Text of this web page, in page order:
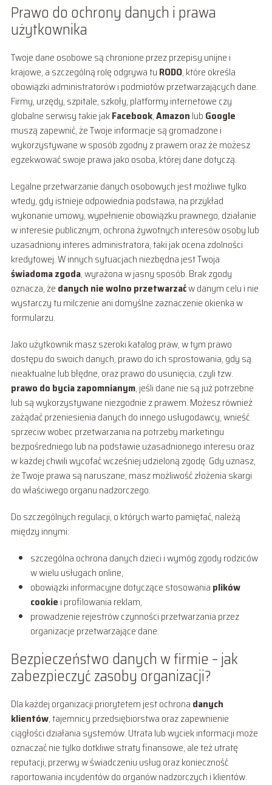
Prawo do ochrony danych i prawa
użytkownika
Twoje dane osobowe są chronione przez przepisy unijne i
krajowe, a szczególną rolę odgrywa tu RODO, które określa
obowiązki administratorów i podmiotów przetwarzających dane.
Firmy, urzędy, szpitale, szkoły, platformy internetowe czy
globalne serwisy takie jakFacebook,Amazon lub Google
muszą zapewnić, że Twoje informacje są gromadzone i
wykorzystywane w sposób zgodny z prawem oraz że możesz
egzekwować swoje prawa jako osoba, której dane dotyczą.
Legalne przetwarzanie danych osobowych jest możliwe tylko
wtedy, gdy istnieje odpowiednia podstawa, na przykład
wykonanie umowy, wypełnienie obowiązku prawnego, działanie
w interesie publicznym, ochrona żywotnych interesów osoby lub
uzasadniony interes administratora, taki jak ocena zdolności
kredytowej. W innych sytuacjach niezbędna jest Twoja
świadoma zgoda, wyrażona w jasny sposób. Brak zgody
oznacza, że danych nie wolno przetwarzaćw danym celu i nie
wystarczy tu milczenie ani domyślne zaznaczenie okienka w
formularzu.
Jako użytkownik masz szeroki katalog praw, w tym prawo
dostępu do swoich danych, prawo do ich sprostowania, gdy są
nieaktualne lub błędne, oraz prawo do usunięcia, czyli tzw.
prawo do bycia zapomnianym, jeśli dane nie są już potrzebne
lub są wykorzystywane niezgodnie z prawem. Możesz również
zażądać przeniesienia danych do innego usługodawcy, wnieść
sprzeciw wobec przetwarzania na potrzeby marketingu
bezpośredniego lub na podstawie uzasadnionego interesu oraz
w każdej chwili wycofać wcześniej udzieloną zgodę. Gdy uznasz,
że Twoje prawa są naruszane, masz możliwość złożenia skargi
do właściwego organu nadzorczego.
Do szczególnych regulacji, o których warto pamiętać, należą
między innymi:
szczególna ochrona danych dzieci i wymóg zgody rodziców
w wielu usługach online,
obowiązki informacyjne dotyczące stosowania plików
cookie i profilowania reklam,
prowadzenie rejestrów czynności przetwarzania przez
organizacje przetwarzające dane.
Bezpieczeństwo danych w firmie – jak
zabezpieczyć zasoby organizacji?
Dla każdej organizacji priorytetem jest ochrona danych
klientów, tajemnicy przedsiębiorstwa oraz zapewnienie
ciągłości działania systemów. Utrata lub wyciek informacji może
oznaczać nie tylko dotkliwe straty finansowe, ale też utratę
reputacji, przerwy w świadczeniu usług oraz konieczność
raportowania incydentów do organów nadzorczych i klientów.